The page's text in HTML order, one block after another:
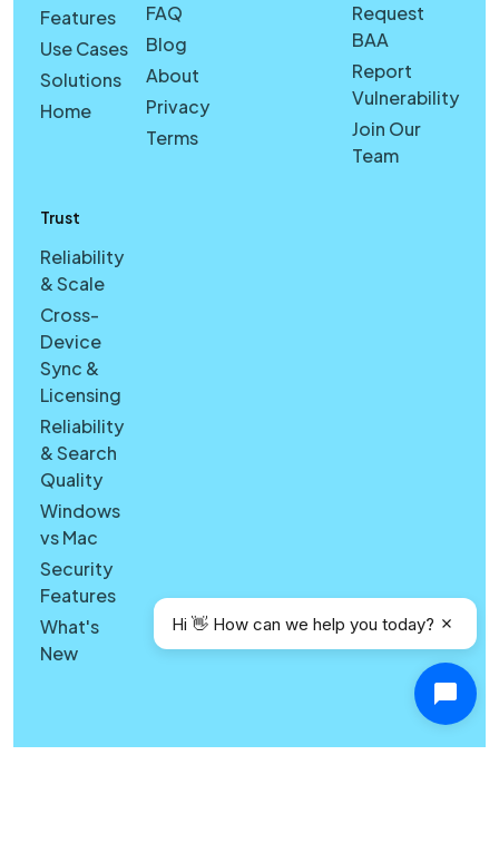
Features
Use Cases
Solutions
Home
FAQ
Blog
About
Privacy
Terms
Trust
Reliability
& Scale
Cross-
Device
Sync &
Licensing
Reliability
& Search
Quality
Windows
vs Mac
Security
Features
What's
New
Request
BAA
Report
Vulnerability
Join Our
Team
Hi 👋 How can we help you today?